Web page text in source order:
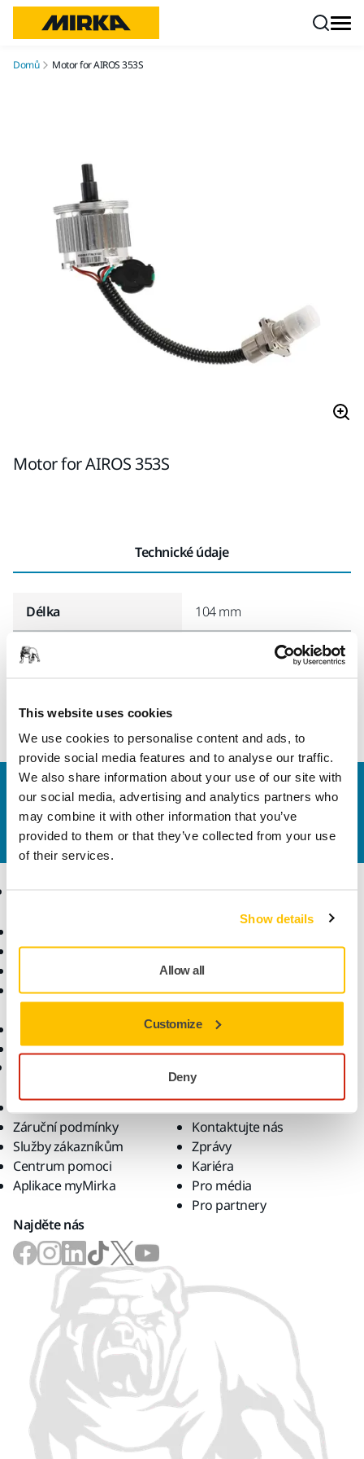
This website uses cookies
We use cookies to personalise content and ads, to
provide social media features and to analyse our traffic.
We also share information about your use of our site with
our social media, advertising and analytics partners who
may combine it with other information that you’ve
provided to them or that they’ve collected from your use
of their services.
Show details
Allow all
Customize
Deny
Domů Motor for AIROS 353S
Motor for AIROS 353S
Technické údaje
Délka 104 mm
Šířka
Kontaktujte nás
Chcete se dozvědět více?Kontaktujte náš odborný
tým podpory, který zodpoví vaše dotazy.
Bezprašné broušení
Příslušenství a spotřební
Nejznámější značky
Aplikace
Řešení
Záruční podmínky
Služby zákazníkům
Centrum pomoci
Aplikace myMirka
Kontaktujte nás
Zprávy
Kariéra
Pro média
Pro partnery
Najděte nás